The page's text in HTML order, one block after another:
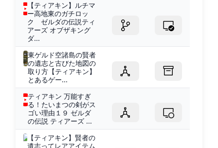
【ティアキン】ルチマ
ー高地東のガチロッ
ク ゼルダの伝説ティ
アーズ オブザキング
ダ...
東ゲルド空諸島の賢者
の遺志と古びた地図の
取り方【ティアキン】
とあるゲー...
ティアキン 万能すぎ
る！たいまつの剣がス
ゴい理由１９ ゼルダ
の伝説 ティアーズ ...
【ティアキン】賢者の
遺志ってレアアイテム